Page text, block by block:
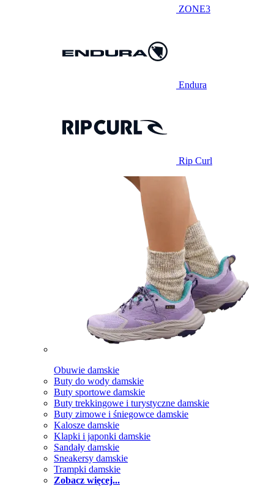
ZONE3
Endura
Rip Curl
Obuwie damskie
Buty do wody damskie
Buty sportowe damskie
Buty trekkingowe i turystyczne damskie
Buty zimowe i śniegowce damskie
Kalosze damskie
Klapki i japonki damskie
Sandały damskie
Sneakersy damskie
Trampki damskie
Zobacz więcej...